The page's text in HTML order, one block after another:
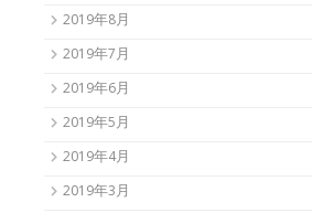
2019年8月
2019年7月
2019年6月
2019年5月
2019年4月
2019年3月